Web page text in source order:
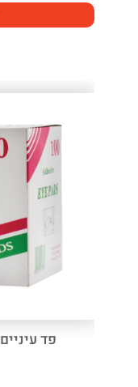
פד עיניים 100 יחידות MEDI PLUS